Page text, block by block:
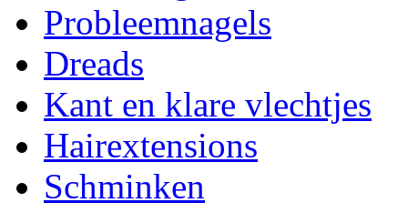
Probleemnagels
Dreads
Kant en klare vlechtjes
Hairextensions
Schminken